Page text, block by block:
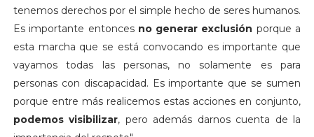
tenemos derechos por el simple hecho de seres humanos.
Es importante entonces no generar exclusión porque a
esta marcha que se está convocando es importante que
vayamos todas las personas, no solamente es para
personas con discapacidad. Es importante que se sumen
porque entre más realicemos estas acciones en conjunto,
podemos visibilizar, pero además darnos cuenta de la